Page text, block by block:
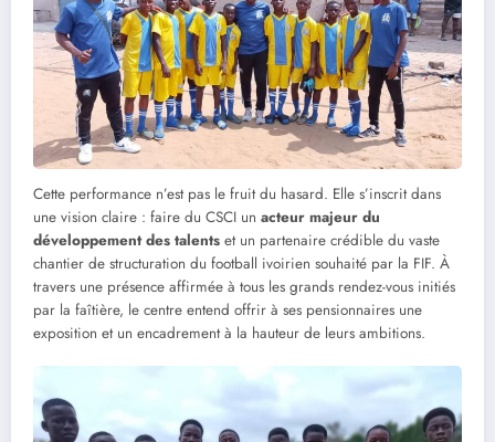
Cette performance n’est pas le fruit du hasard. Elle s’inscrit dans
une vision claire : faire du CSCI un acteur majeur du
développement des talents et un partenaire crédible du vaste
chantier de structuration du football ivoirien souhaité par la FIF. À
travers une présence affirmée à tous les grands rendez-vous initiés
par la faîtière, le centre entend offrir à ses pensionnaires une
exposition et un encadrement à la hauteur de leurs ambitions.